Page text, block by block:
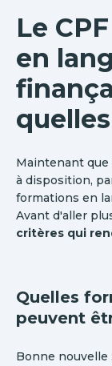
Le
en
Maintenant que
à disposition,
formations en
Avant d'aller
critères qui
Quelles
peuvent
Bonne nouvelle